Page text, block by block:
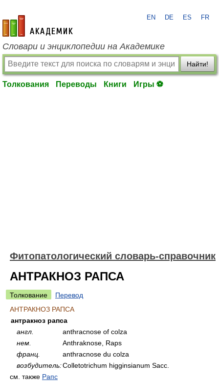
academic.ru
EN DE ES FR
Словари и энциклопедии на Академике
Найти!
Толкования Переводы Книги Игры ⚽
Фитопатологический словарь-справочник
АНТРАКНОЗ РАПСА
Толкование
Перевод
АНТРАКНОЗ РАПСА
антракноз рапса
англ.
anthracnose of colza
нем.
Anthraknose, Raps
франц.
anthracnose du colza
возбудитель:Colletotrichum higginsianum Sacc.
см. также Рапс